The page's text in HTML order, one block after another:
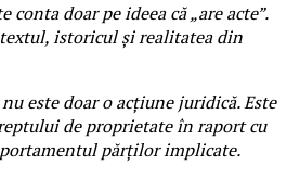
doar pe ideea că „are acte”.
istoricul și realitatea din
este doar o acțiune juridică. Este
de proprietate în raport cu
părților implicate.